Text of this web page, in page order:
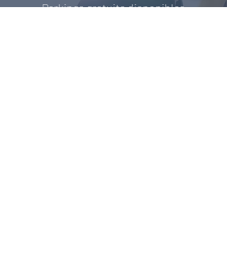
Parkings gratuits disponibles